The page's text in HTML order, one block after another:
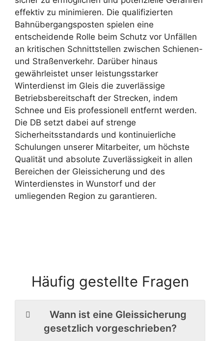
effektiv zu minimieren. Die qualifizierten
Bahnübergangsposten spielen eine
entscheidende Rolle beim Schutz vor Unfällen
an kritischen Schnittstellen zwischen Schienen-
und Straßenverkehr. Darüber hinaus
gewährleistet unser leistungsstarker
Winterdienst im Gleis die zuverlässige
Betriebsbereitschaft der Strecken, indem
Schnee und Eis professionell entfernt werden.
Die DB setzt dabei auf strenge
Sicherheitsstandards und kontinuierliche
Schulungen unserer Mitarbeiter, um höchste
Qualität und absolute Zuverlässigkeit in allen
Bereichen der Gleissicherung und des
Winterdienstes in Wunstorf und der
umliegenden Region zu garantieren.
Häufig gestellte Fragen
Wann ist eine Gleissicherung
gesetzlich vorgeschrieben?